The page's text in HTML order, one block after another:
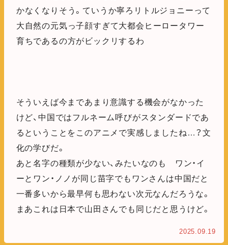
かなくなりそう。ていうか寧ろリトルジョニーって
大自然の元気っ子顔すぎて大都会ヒーロータワー
育ちであるの方がビックリするわ
そういえば今まであまり意識する機会がなかった
けど、中国ではフルネーム呼びがスタンダードであ
るということをこのアニメで実感しましたね…？文
化の学びだ。
あと名字の種類が少ない、みたいなのも ワン・イ
ーとワン・ノノが同じ苗字でもワンさんは中国だと
一番多いから最早何も思わない次元なんだろうな。
まあこれは日本で山田さんでも同じだと思うけど。
2025.09.19